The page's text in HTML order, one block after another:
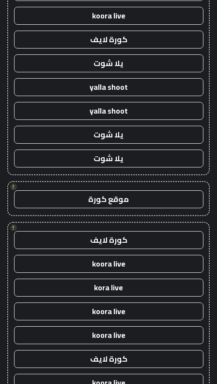
koora live
كورة لايف
يلا شوت
yalla shoot
yalla shoot
يلا شوت
يلا شوت
!
موقع كورة
!
كورة لايف
koora live
kora live
koora live
koora live
كورة لايف